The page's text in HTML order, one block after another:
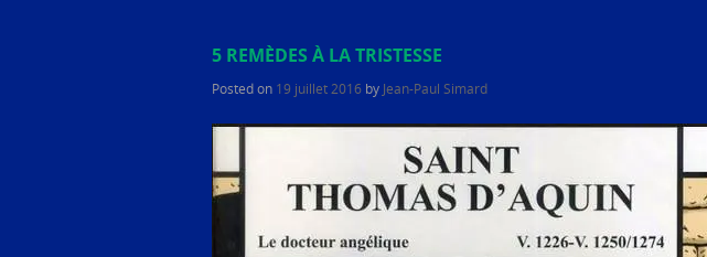
5 REMÈDES À LA TRISTESSE
Posted on 19 juillet 2016 by Jean-Paul Simard